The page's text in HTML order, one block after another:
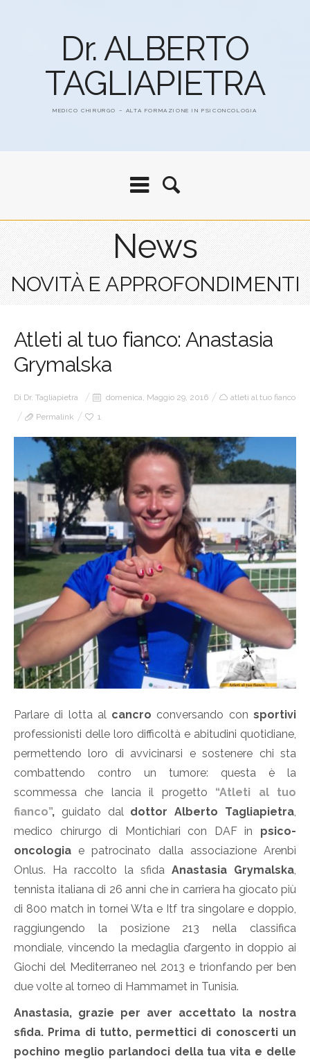
Dr. ALBERTO
TAGLIAPIETRA
MEDICO CHIRURGO – ALTA FORMAZIONE IN PSICONCOLOGIA
News
NOVITÀ E APPROFONDIMENTI
Atleti al tuo fianco: Anastasia
Grymalska
Di Dr. Tagliapietra domenica, Maggio 29, 2016
atleti al tuo fianco
Permalink
1
Parlare di lotta al cancro conversando consportivi
professionisti delle loro difficoltà e abitudini quotidiane,
permettendo loro di avvicinarsi e sostenere chi sta
combattendo contro un tumore: questa è la
scommessa che lancia il progetto “Atleti al tuo
fianco”, guidato dal dottor Alberto Tagliapietra,
medico chirurgo di Montichiari con DAF in psico-
oncologia e patrocinato dalla associazione Arenbì
Onlus. Ha raccolto la sfida Anastasia Grymalska,
tennista italiana di 26 anni che in carriera ha giocato più
di 800 match in tornei Wta e Itf tra singolare e doppio,
raggiungendo la posizione 213 nella classifica
mondiale, vincendo la medaglia d’argento in doppio ai
Giochi del Mediterraneo nel 2013 e trionfando per ben
due volte al torneo di Hammamet in Tunisia.
Anastasia, grazie per aver accettato la nostra
sfida. Prima di tutto, permettici di conoscerti un
pochino meglio parlandoci della tua vita e delle